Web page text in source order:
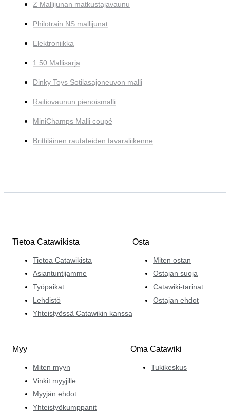
Z Mallijunan matkustajavaunu
Philotrain NS mallijunat
Elektroniikka
1:50 Mallisarja
Dinky Toys Sotilasajoneuvon malli
Raitiovaunun pienoismalli
MiniChamps Malli coupé
Brittiläinen rautateiden tavaraliikenne
Tietoa Catawikista
Tietoa Catawikista
Asiantuntijamme
Työpaikat
Lehdistö
Yhteistyössä Catawikin kanssa
Osta
Miten ostan
Ostajan suoja
Catawiki-tarinat
Ostajan ehdot
Myy
Miten myyn
Vinkit myyjille
Myyjän ehdot
Yhteistyökumppanit
Oma Catawiki
Tukikeskus